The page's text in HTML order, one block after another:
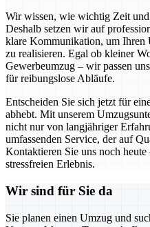
Wir wissen, wie wichtig Zeit
Deshalb setzen wir auf
klare Kommunikation, um Ihren
zu realisieren. Egal ob kleiner
Gewerbeumzug – wir passen
für reibungslose Abläufe.
Entscheiden Sie sich jetzt für
abhebt. Mit unserem
nicht nur von langjähriger
umfassenden Service, der auf
Kontaktieren Sie uns noch
stressfreien Erlebnis.
Wir sind für Sie da
Sie planen einen Umzug und